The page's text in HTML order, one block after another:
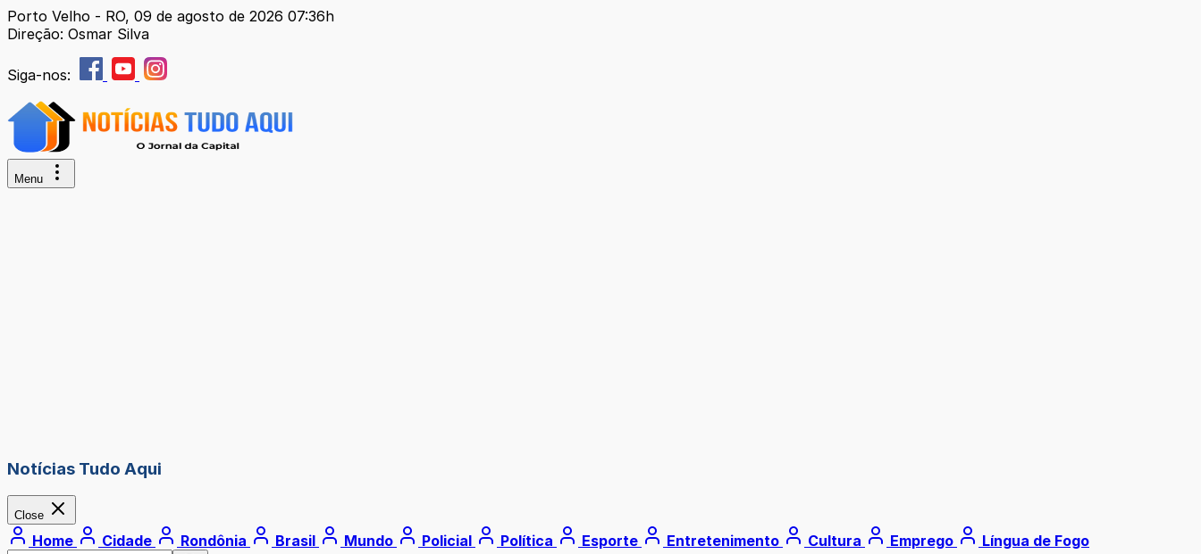
Porto Velho - RO, 09 de agosto de 2026 07:36h
Direção: Osmar Silva
Siga-nos:
Menu
Notícias Tudo Aqui
Close
Home Cidade Rondônia Brasil Mundo Policial Política Esporte Entretenimento Cultura Emprego Língua de Fogo